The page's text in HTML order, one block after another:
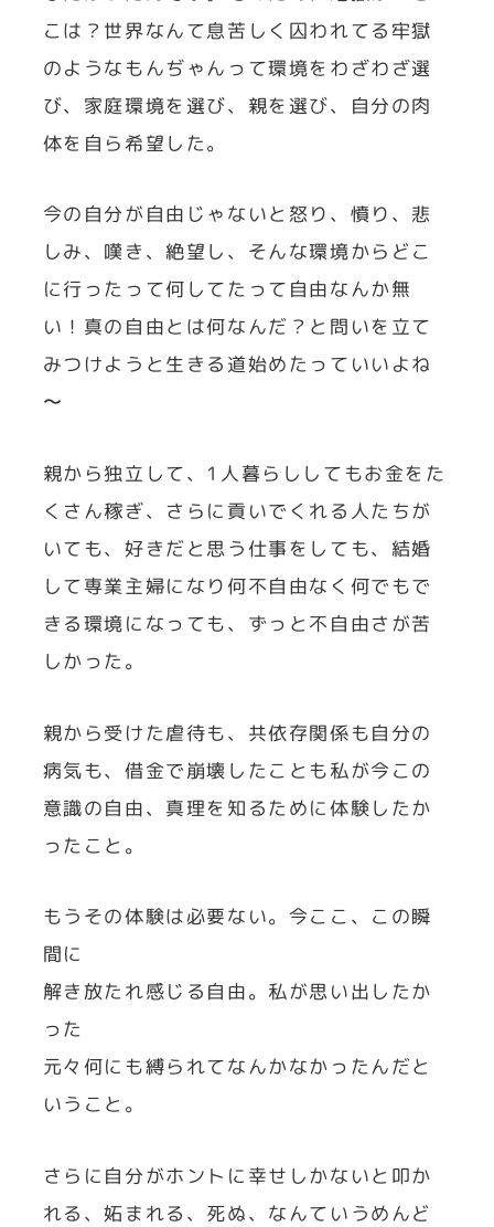
こは？世界なんて息苦しく囚われてる牢獄
のようなもんぢゃんって環境をわざわざ選
び、家庭環境を選び、親を選び、自分の肉
体を自ら希望した。
今の自分が自由じゃないと怒り、憤り、悲
しみ、嘆き、絶望し、そんな環境からどこ
に行ったって何してたって自由なんか無
い！真の自由とは何なんだ？と問いを立て
みつけようと生きる道始めたっていいよね
〜
親から独立して、1人暮らししてもお金をた
くさん稼ぎ、さらに貢いでくれる人たちが
いても、好きだと思う仕事をしても、結婚
して専業主婦になり何不自由なく何でもで
きる環境になっても、ずっと不自由さが苦
しかった。
親から受けた虐待も、共依存関係も自分の
病気も、借金で崩壊したことも私が今この
意識の自由、真理を知るために体験したか
ったこと。
もうその体験は必要ない。今ここ、この瞬
間に
解き放たれ感じる自由。私が思い出したか
った
元々何にも縛られてなんかなかったんだと
いうこと。
さらに自分がホントに幸せしかないと叩か
れる、妬まれる、死ぬ、なんていうめんど